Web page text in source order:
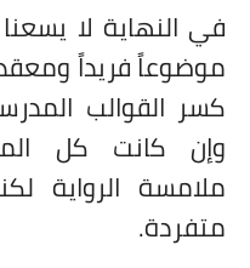
في النهاية لا يسعنا
موضوعاً فريداً
كسر القوالب
وإن كانت كل
ملامسة الرواية
متفردة.